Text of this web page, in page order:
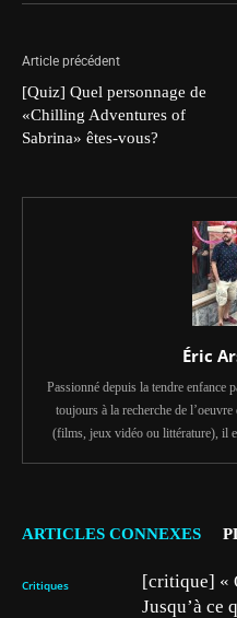
Article précédent
[Quiz] Quel personnage de
«Chilling Adventures of
Sabrina» êtes-vous?
Éric
Passionné depuis la tendre enfance
toujours à la recherche de
(films, jeux vidéo ou littérature), il
ARTICLES CONNEXES
Critiques
[critique] «
Jusqu’à ce